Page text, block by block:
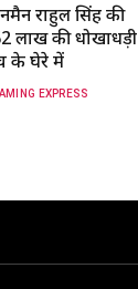
राहुल सिंह की
लाख की धोखाधड़ी
के घेरे में
EXPRESS